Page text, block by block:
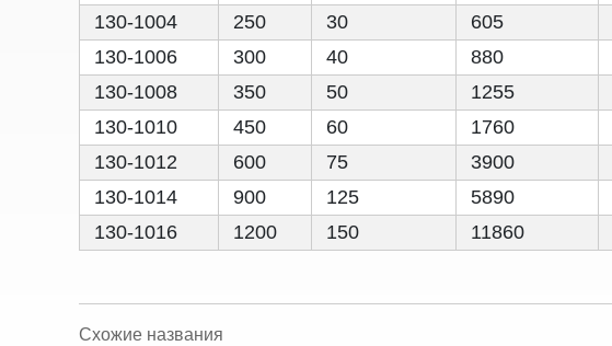
130-1004
250 30 605
130-1006
300 40 880
130-1008
350 50 1255
130-1010
450 60 1760
130-1012
600 75 3900
130-1014
900 125 5890
130-1016
1200 150 11860
Схожие названия